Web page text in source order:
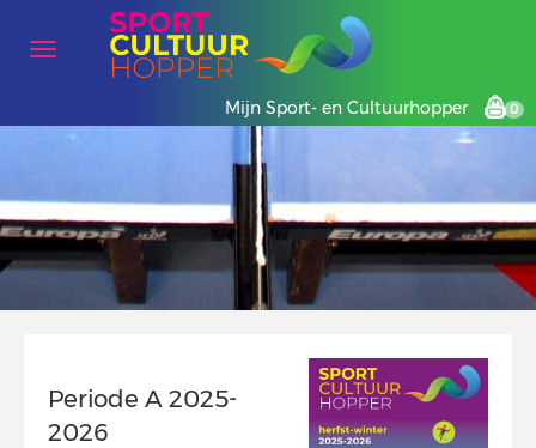
Mijn Sport- en Cultuurhopper 0
Periode A 2025-
2026